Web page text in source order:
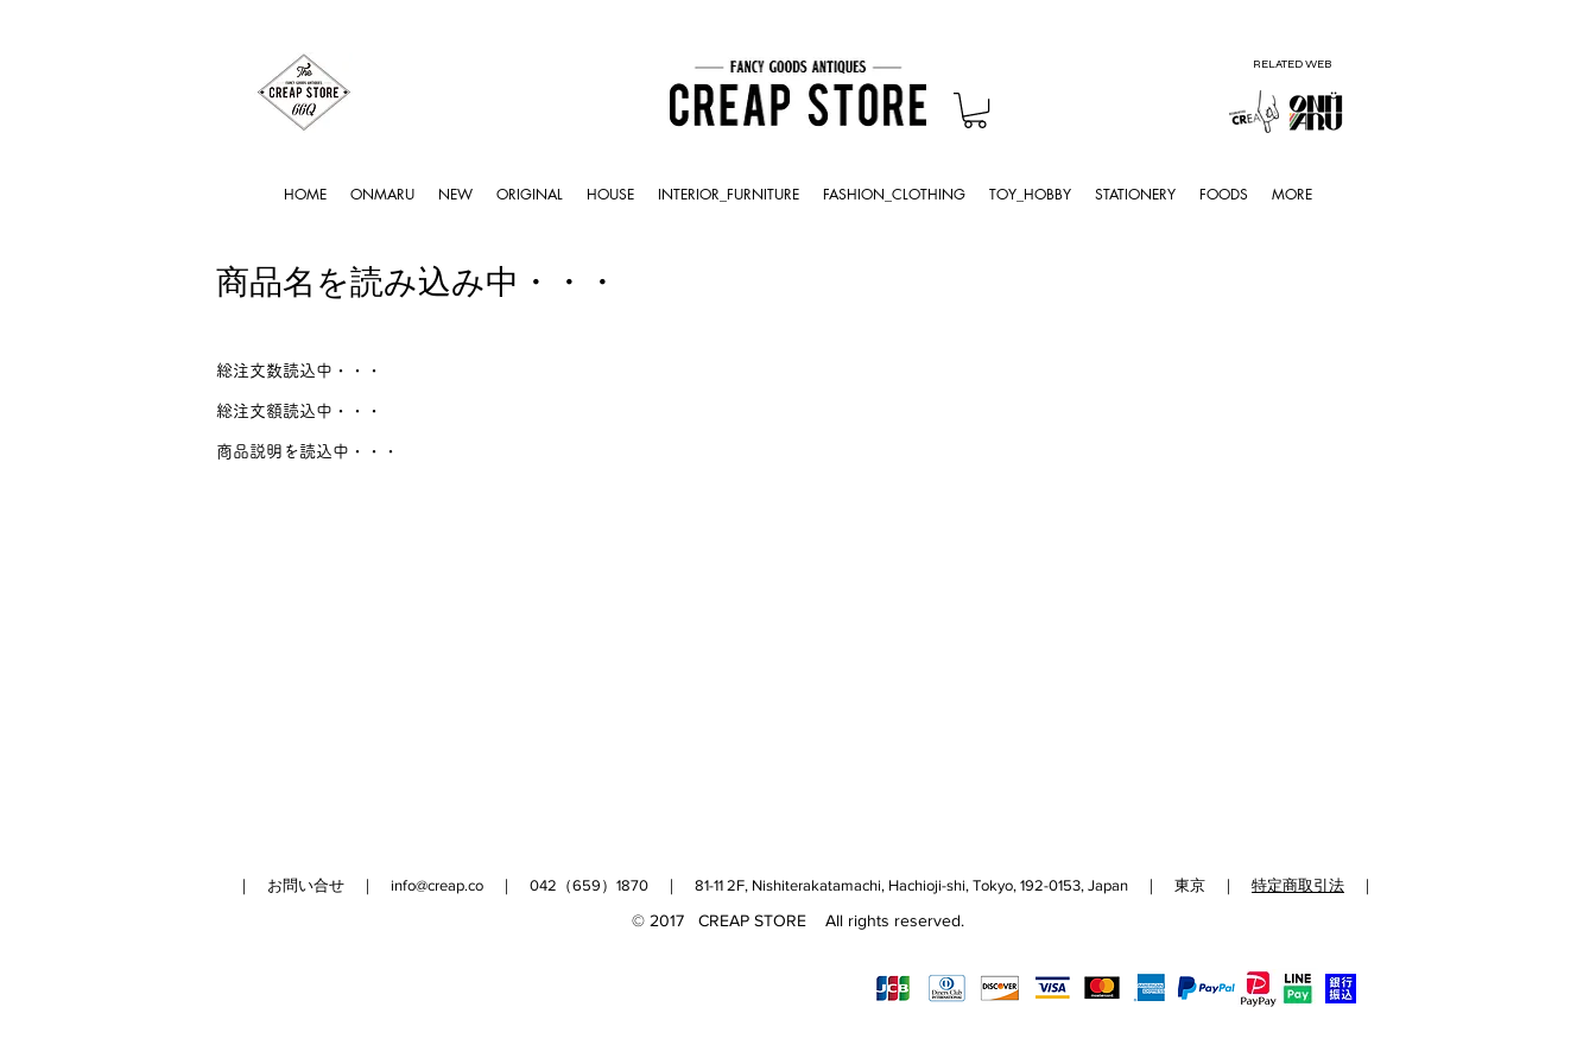
RELATED WEB
HOME ONMARU NEW ORIGINAL HOUSE INTERIOR_FURNITURE FASHION_CLOTHING TOY_HOBBY STATIONERY FOODS MORE
商品名を読み込み中・・・
総注文数読込中・・・
総注文額読込中・・・
商品説明を読込中・・・
｜ お問い合せ ｜ info@creap.co ｜ 042（659）1870 ｜ 81-11 2F, Nishiterakatamachi, Hachioji-shi, Tokyo, 192-0153, Japan ｜ 東京 ｜ 特定商取引法 ｜
© 2017 CREAP STORE All rights reserved.